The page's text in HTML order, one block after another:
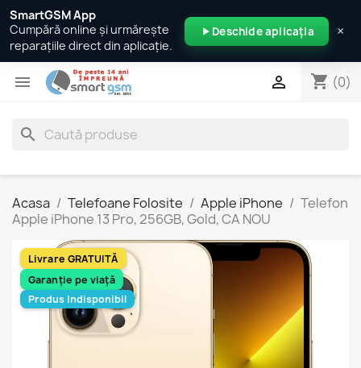
 shopping_cart (0)

search
Acasa Telefoane Folosite Apple iPhone
Telefon
Apple iPhone 13 Pro, 256GB, Gold, CA NOU
Livrare GRATUITĂ
Garanție pe viață
Produs Indisponibil
SmartGSM App
Cumpără online și urmărește
reparațiile direct din aplicație.
Deschide aplicația ×